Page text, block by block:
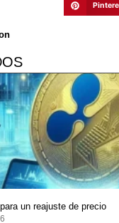
un reajuste de precio